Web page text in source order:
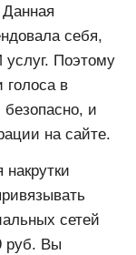
себя,
услуг. Поэтому
голоса в
и
на сайте.
сетей
руб. Вы